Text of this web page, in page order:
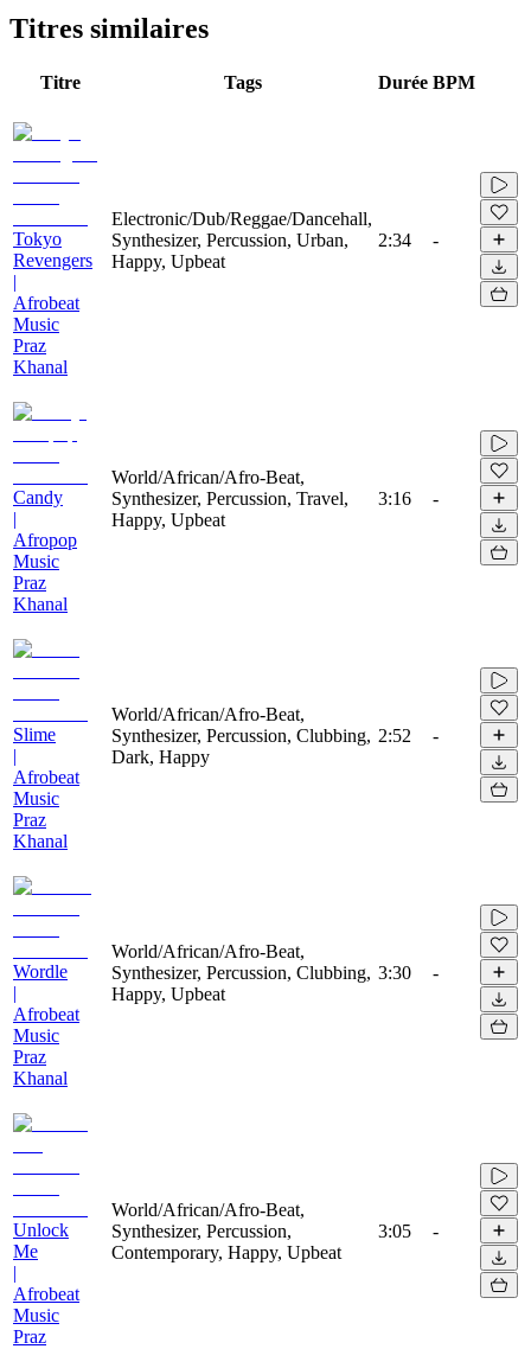
Titres similaires
Titre Tags Durée BPM
Tokyo
Revengers
|
Afrobeat
Music
Praz
Khanal
Electronic/Dub/Reggae/Dancehall,
Synthesizer, Percussion, Urban,
Happy, Upbeat
2:34 -
Candy
|
Afropop
Music
Praz
Khanal
World/African/Afro-Beat,
Synthesizer, Percussion, Travel,
Happy, Upbeat
3:16 -
Slime
|
Afrobeat
Music
Praz
Khanal
World/African/Afro-Beat,
Synthesizer, Percussion, Clubbing,
Dark, Happy
2:52 -
Wordle
|
Afrobeat
Music
Praz
Khanal
World/African/Afro-Beat,
Synthesizer, Percussion, Clubbing,
Happy, Upbeat
3:30 -
Unlock
Me
|
Afrobeat
Music
Praz
World/African/Afro-Beat,
Synthesizer, Percussion,
Contemporary, Happy, Upbeat
3:05 -